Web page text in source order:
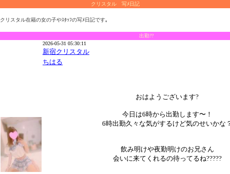
クリスタル 写ﾒ日記
クリスタル在籍の女の子やｽﾀｯﾌの写ﾒ日記です｡
出勤??
2026-05-31 05:30:11
新宿クリスタル
ちはる
おはようございます?
今日は6時から出勤します〜！
6時出勤久々な気がするけど気のせいかな
飲み明けや夜勤明けのお兄さん
会いに来てくれるの待ってるね?????